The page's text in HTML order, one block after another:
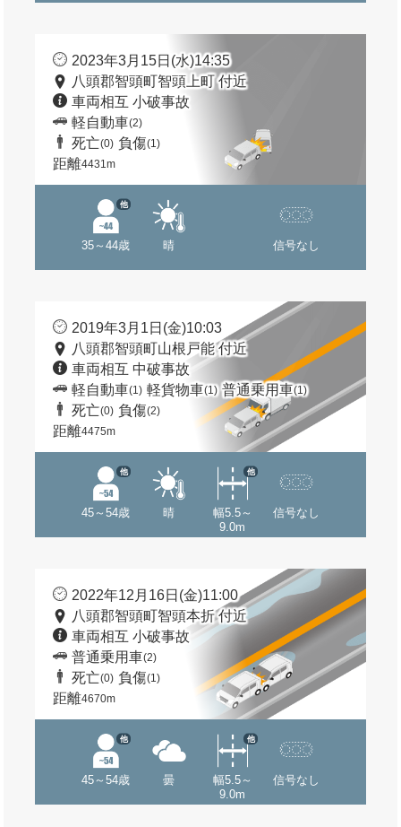
2023年3月15日(水)14:35
八頭郡智頭町智頭上町 付近
車両相互 小破事故
軽自動車(2)
死亡(0) 負傷(1)
距離4431m
35～44歳
他
晴 信号なし
2019年3月1日(金)10:03
八頭郡智頭町山根戸能 付近
車両相互 中破事故
軽自動車(1) 軽貨物車(1) 普通乗用車(1)
死亡(0) 負傷(2)
距離4475m
45～54歳
他
晴
幅5.5～
9.0m
他
信号なし
2022年12月16日(金)11:00
八頭郡智頭町智頭本折 付近
車両相互 小破事故
普通乗用車(2)
死亡(0) 負傷(1)
距離4670m
45～54歳
他
曇
幅5.5～
9.0m
他
信号なし